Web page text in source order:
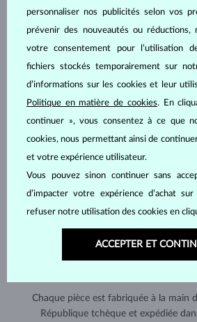
Chaque pièce est fabriquée à la main
République tchèque et expédiée
personnaliser nos publicités selon vos
prévenir des nouveautés ou réductions,
votre consentement pour l’utilisation
fichiers stockés temporairement sur
d’informations sur les cookies et leur
Politique en matière de cookies. En
continuer », vous consentez à ce que
cookies, nous permettant ainsi de
et votre expérience utilisateur.
Vous pouvez sinon continuer sans
d’impacter votre expérience d’achat
refuser notre utilisation des cookies en
ACCEPTER ET